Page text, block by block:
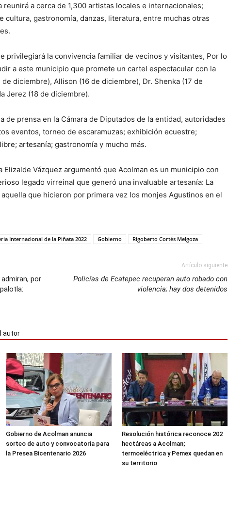
reunirá a cerca de 1,300 artistas locales e internacionales;
cultura, gastronomía, danzas, literatura, entre muchas otras
privilegiará la convivencia familiar de vecinos y visitantes, Por lo
a este municipio que promete un cartel espectacular con la
diciembre), Allison (16 de diciembre), Dr. Shenka (17 de
Jerez (18 de diciembre).
de prensa en la Cámara de Diputados de la entidad, autoridades
eventos, torneo de escaramuzas; exhibición ecuestre;
artesanía; gastronomía y mucho más.
Vázquez argumentó que Acolman es un municipio con
legado virreinal que generó una invaluable artesanía: La
que hicieron por primera vez los monjes Agustinos en el
Internacional de la Piñata 2022 Gobierno Rigoberto Cortés Melgoza
por
Artículo siguiente
Policías de Ecatepec recuperan auto robado con
violencia; hay dos detenidos
autor
Gobierno de Acolman anuncia
sorteo de auto y convocatoria para
la Presea Bicentenario 2026
Resolución histórica reconoce 202
hectáreas a Acolman;
termoeléctrica y Pemex quedan en
su territorio